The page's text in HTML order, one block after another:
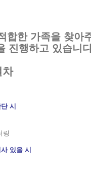
합한 가족을 찾아
진행하고 있습니
차
시
링
있을 시